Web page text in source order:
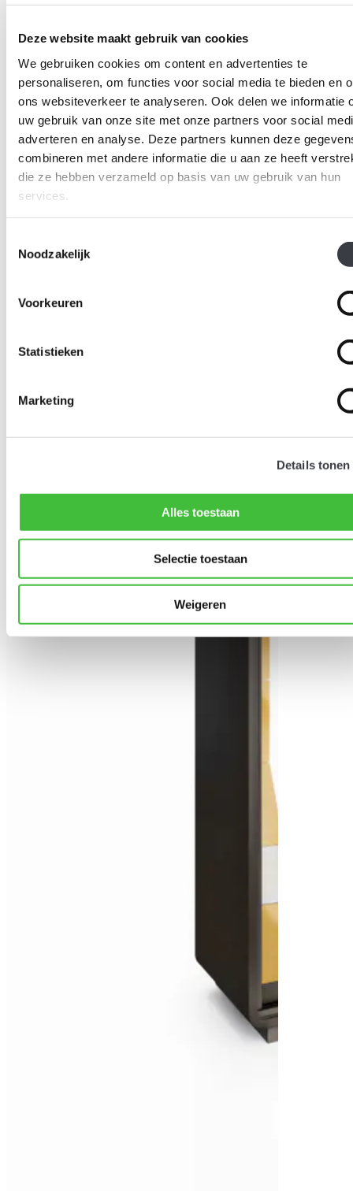
Deze website maakt gebruik van cookies
We gebruiken cookies om content en advertenties te
personaliseren, om functies voor social media te bieden en
ons websiteverkeer te analyseren. Ook delen we informatie
uw gebruik van onze site met onze partners voor social
adverteren en analyse. Deze partners kunnen deze
combineren met andere informatie die u aan ze heeft
die ze hebben verzameld op basis van uw gebruik van hun
services.
Noodzakelijk
Voorkeuren
Statistieken
Marketing
Details tonen
Alles toestaan
Selectie toestaan
Weigeren